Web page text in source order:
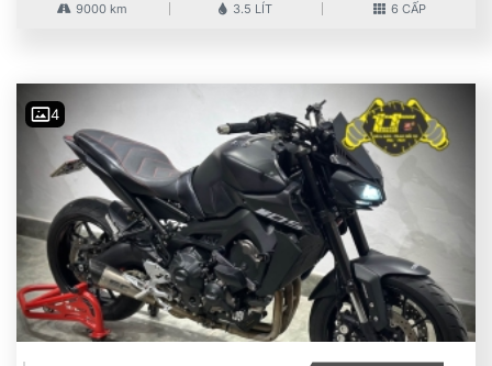
9000 km 3.5 LÍT 6 CẤP
4